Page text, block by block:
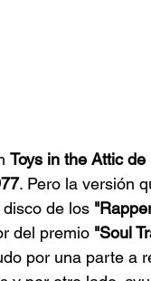
Toys in the Attic de
. Pero la versión
de los
del premio "Soul
por una parte a